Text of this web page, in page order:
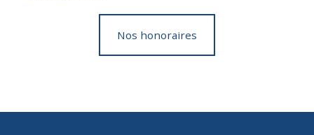
Nos honoraires